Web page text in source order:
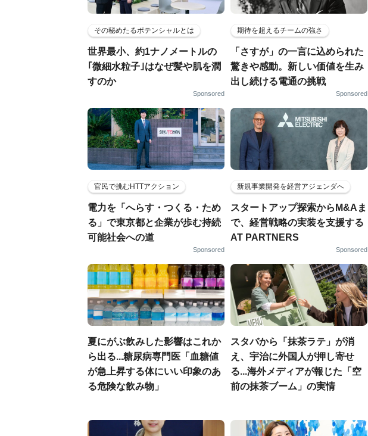
その秘めたるポテンシャルとは
世界最小、約1ナノメートルの
｢微細水粒子｣はなぜ髪や肌を潤
すのか
Sponsored
期待を超えるチームの強さ
「さすが」の一言に込められた
驚きや感動。新しい価値を生み
出し続ける電通の挑戦
Sponsored
官民で挑むHTTアクション
電力を「へらす・つくる・ため
る」で東京都と企業が歩む持続
可能社会への道
Sponsored
新規事業開発を経営アジェンダへ
スタートアップ探索からM&Aま
で、経営戦略の実装を支援する
AT PARTNERS
Sponsored
夏にがぶ飲みした影響はこれか
ら出る...糖尿病専門医「血糖値
が急上昇する体にいい印象のあ
る危険な飲み物」
スタバから「抹茶ラテ」が消
え、宇治に外国人が押し寄せ
る...海外メディアが報じた「空
前の抹茶ブーム」の実情